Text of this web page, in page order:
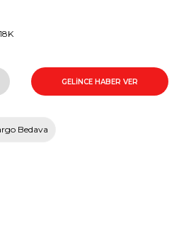
GELİNCE HABER VER
Bedava